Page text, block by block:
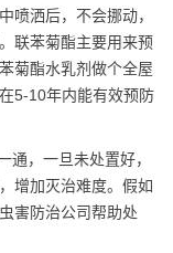
喷洒后，不会挪动，
联苯菊酯主要用来预
菊酯水乳剂做个全屋
5-10年内能有效预防
，一旦未处置好，
增加灭治难度。假如
害防治公司帮助处